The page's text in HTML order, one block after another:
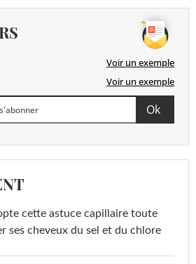
Voir un exemple
Voir un exemple
cette astuce capillaire toute
ses cheveux du sel et du chlore